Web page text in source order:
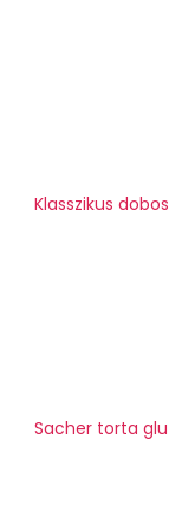
Klasszikus
Sacher torta